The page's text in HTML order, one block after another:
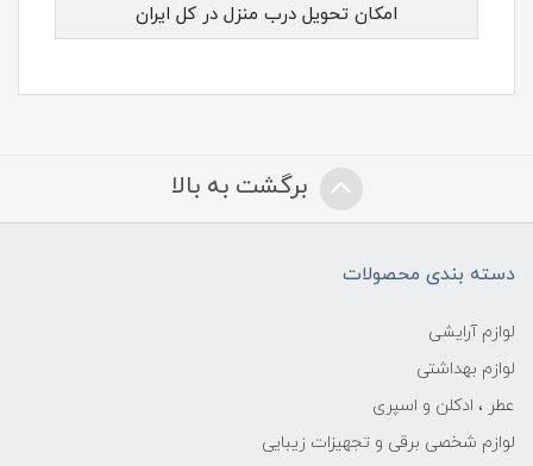
امکان تحویل درب منزل در کل ایران
برگشت به بالا
دسته بندی محصولات
لوازم آرایشی
لوازم بهداشتی
عطر ، ادکلن و اسپری
لوازم شخصی برقی و تجهیزات زیبایی